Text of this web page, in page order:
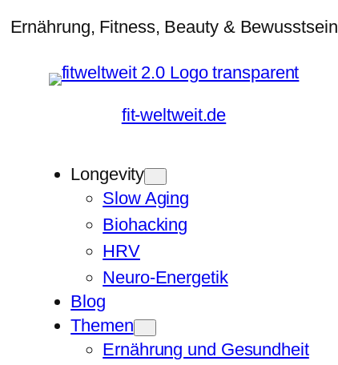
Ernährung, Fitness, Beauty & Bewusstsein
fit-weltweit.de
Longevity
Slow Aging
Biohacking
HRV
Neuro-Energetik
Blog
Themen
Ernährung und Gesundheit